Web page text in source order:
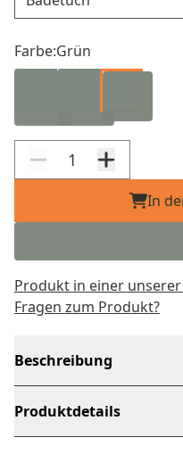
Farbe:Grün
In
Produkt in einer
Fragen zum Produkt?
Beschreibung
Produktdetails